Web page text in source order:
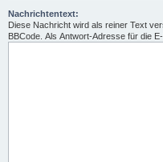
Nachrichtentext:
Diese Nachricht wird als reiner Text
BBCode. Als Antwort-Adresse für die